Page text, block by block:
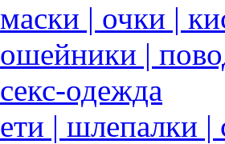
маски | очки |
ошейники |
секс-одежда
| шлепалки |